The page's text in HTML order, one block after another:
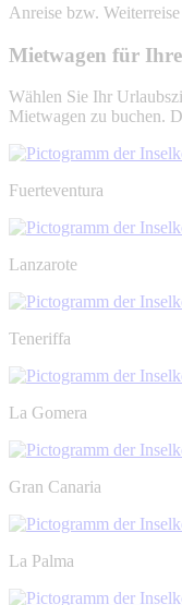
Anreise bzw.
Mietwagen für
Wählen Sie Ihr
Mietwagen zu buchen.
Fuerteventura
Lanzarote
Teneriffa
La Gomera
Gran Canaria
La Palma